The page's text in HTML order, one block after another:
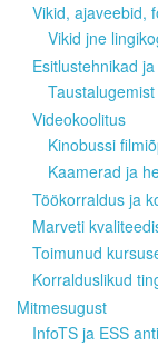
Vikid, ajaveebid,
Vikid jne
Esitlustehnikad
Videokoolitus
Kinobussi
Kaamerad ja
Töökorraldus ja
Marveti
Toimunud
Korralduslikud
Mitmesugust
InfoTS ja ESS